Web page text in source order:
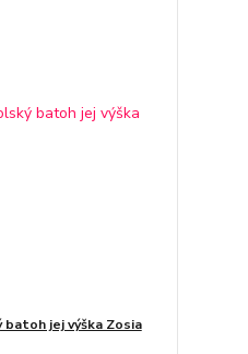
batoh jej výška Zosia